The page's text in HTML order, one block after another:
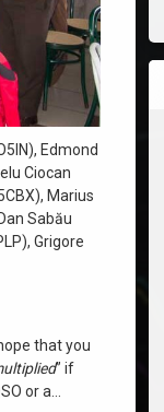
Edmond
Ciocan
Marius
Sabău
Grigore
that you
” if
or a…